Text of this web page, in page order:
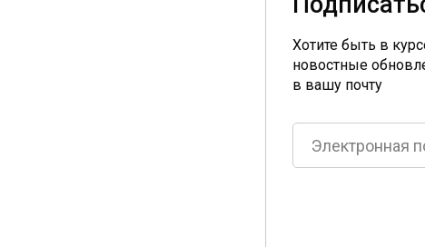
Хотите быть в
новостные
в вашу почту